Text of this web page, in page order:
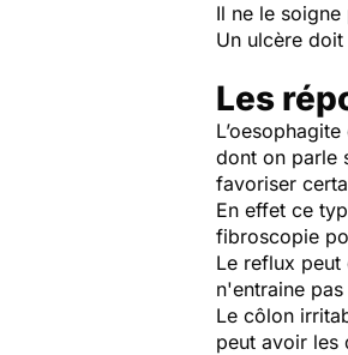
Il ne le
Un ulcère
Les
dont on parle
favoriser
En effet ce
fibroscopie
Le reflux peut
n'entraine
Le côlon
peut avoir les